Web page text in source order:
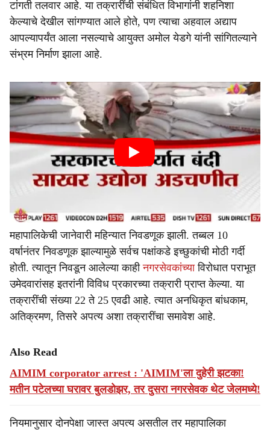
टांगती तलवार आहे. या तक्रारींची संबंधित विभागांनी शहनिशा
केल्याचे देखील सांगण्यात आले होते, पण त्याचा अहवाल अद्याप
आपल्यापर्यंत आला नसल्याचे आयुक्त अमोल येडगे यांनी सांगितल्याने
संभ्रम निर्माण झाला आहे.
महापालिकेची जानेवारी महिन्यात निवडणूक झाली. तब्बल 10
वर्षानंतर निवडणूक झाल्यामुळे सर्वच पक्षांकडे इच्छुकांची मोठी गर्दी
होती. त्यातून निवडून आलेल्या काहीनगरसेवकांच्याविरोधात पराभूत
उमेदवारांसह इतरांनी विविध प्रकारच्या तक्रारी प्राप्त केल्या. या
तक्रारींची संख्या 22 ते 25 एवढी आहे. त्यात अनधिकृत बांधकाम,
अतिक्रमण, तिसरे अपत्य अशा तक्रारींचा समावेश आहे.
Also Read
AIMIM corporator arrest : 'AIMIM'ला दुहेरी झटका!
मतीन पटेलच्या घरावर बुलडोझर, तर दुसरा नगरसेवक थेट जेलमध्ये!
नियमानुसार दोनपेक्षा जास्त अपत्य असतील तर महापालिका